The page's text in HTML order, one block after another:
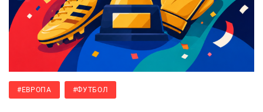
#ЕВРОПА #ФУТБОЛ